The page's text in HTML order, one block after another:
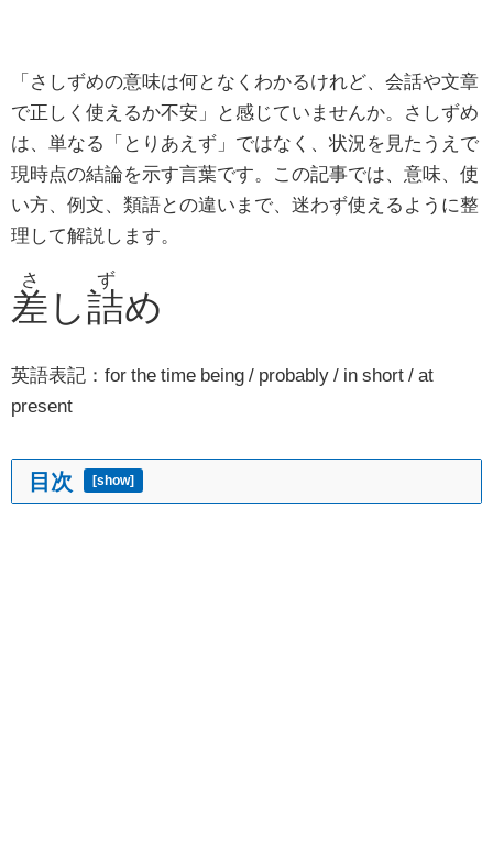
「さしずめの意味は何となくわかるけれど、会話や文章
で正しく使えるか不安」と感じていませんか。さしずめ
は、単なる「とりあえず」ではなく、状況を見たうえで
現時点の結論を示す言葉です。この記事では、意味、使
い方、例文、類語との違いまで、迷わず使えるように整
理して解説します。
差
さ
し詰
ず
め
英語表記：for the time being / probably / in short / at
present
目次 [show]